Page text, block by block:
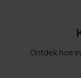
Ontdek hoe